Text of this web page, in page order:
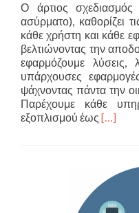
Ο άρτιος
ασύρματο), καθορίζει
κάθε χρήστη και κάθε
βελτιώνοντας την
εφαρμόζουμε
υπάρχουσες
ψάχνοντας πάντα την
Παρέχουμε κάθε
εξοπλισμού έως Διαβάστε
[…]